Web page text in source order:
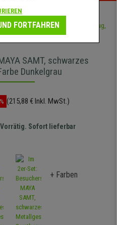
SAMT, schwarzes
Dunkelgrau
(215,88 € Inkl. MwSt.)
Vorrätig. Sofort lieferbar
+ Farben
FORTFAHREN